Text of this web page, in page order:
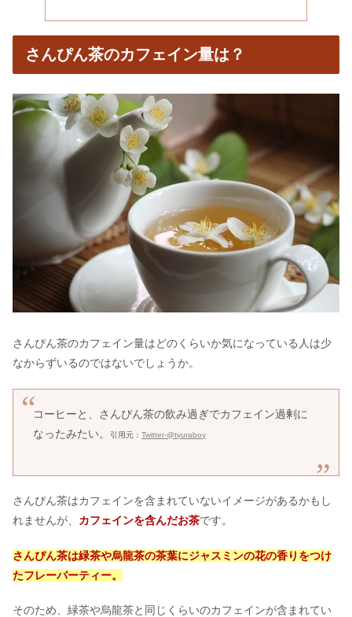
結果&飲むタイミング
や台ずしは最悪＆まずいは嘘？一人飲
み&子連れでもOKの口コミも
モンロワールまずいは嘘？ルペパン・
ロワールとの違い【口コミ】
どくだみ茶を飲み続けた結果！効能・
作り方の注意点や副作用も
さわやかハンバーグはまずい＆食中毒
は嘘？空いてる店舗の口コミ
パイナップルを食べてはいけない？食
炭酸水を毎日飲むとどうなる？飲み過
プレミアムウォーターに騙された？評
判・口コミ＆無料のからくり
よもぎ茶を飲み続けた結果！白髪への
さんぴん茶のカフェイン量は？
さんぴん茶のカフェイン量はどのくらいか気になっている人は少
なからずいるのではないでしょうか。
コーヒーと、さんぴん茶の飲み過ぎでカフェイン過剰に
なったみたい。
引用元：Twitter-@tyuraboy
さんぴん茶はカフェインを含まれていないイメージがあるかもし
れませんが、 カフェインを含んだお茶です。
さんぴん茶は緑茶や烏龍茶の茶葉にジャスミンの花の香りをつけ
たフレーバーティー。
そのため、緑茶や烏龍茶と同じくらいのカフェインが含まれてい